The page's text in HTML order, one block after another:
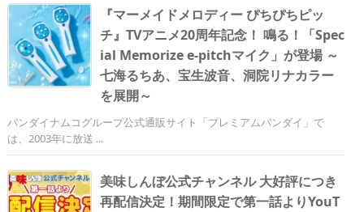
『マーメイドメロディー ぴちぴちピッ
チ』TVアニメ20周年記念！ 鳴る！「Spec
ial Memorize e-pitchマイク」が登場 ～
七海るちあ、宝生波音、洞院リナカラー
を展開～
バンダイナムコグループ公式通販サイト「プレミアムバンダイ」で
は、2003年に放送 ...
美味しんぼ公式チャンネル 大好評につき
再配信決定！期間限定で第一話よりYouT